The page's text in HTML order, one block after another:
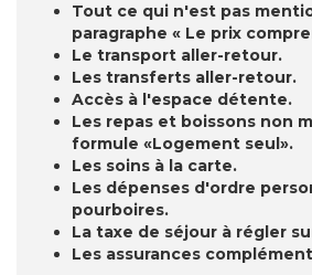
Tout ce qui n'est pas
paragraphe « Le prix
Le transport aller-retour.
Les transferts aller-retour.
Accès à l'espace détente.
Les repas et boissons non
formule «Logement seul».
Les soins à la carte.
Les dépenses d'ordre
pourboires.
La taxe de séjour à régler
Les assurances